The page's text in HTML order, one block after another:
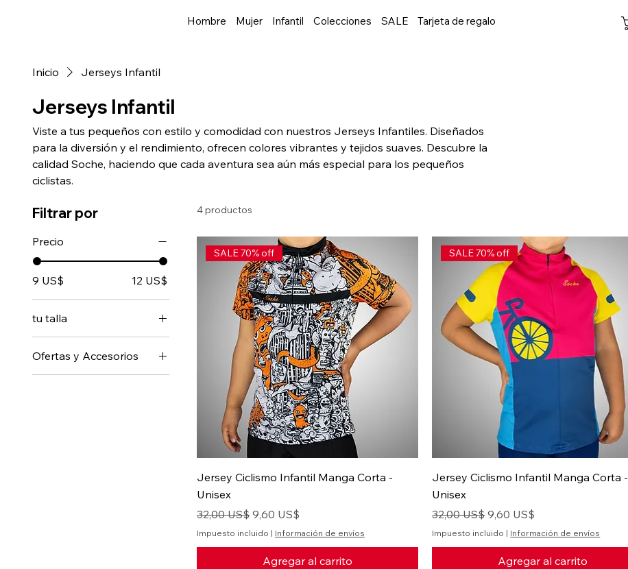
Hombre Mujer Infantil Colecciones SALE Tarjeta de regalo
Inicio Jerseys Infantil
Jerseys Infantil
Viste a tus pequeños con estilo y comodidad con nuestros Jerseys Infantiles. Diseñados
para la diversión y el rendimiento, ofrecen colores vibrantes y tejidos suaves. Descubre la
calidad Soche, haciendo que cada aventura sea aún más especial para los pequeños
ciclistas.
Filtrar por
Precio
9 US$ 12 US$
tu talla
6
Ofertas y Accesorios
4 productos
SALE 70% off
Jersey Ciclismo Infantil Manga Corta -
Unisex
Precio
32,00 US$ Precio de oferta
9,60 US$
Impuesto incluido | Información de envíos
Agregar al carrito
SALE 70% off
Jersey Ciclismo Infantil Manga Corta -
Unisex
Precio
32,00 US$Precio de oferta
9,60 US$
Impuesto incluido | Información de envíos
Agregar al carrito